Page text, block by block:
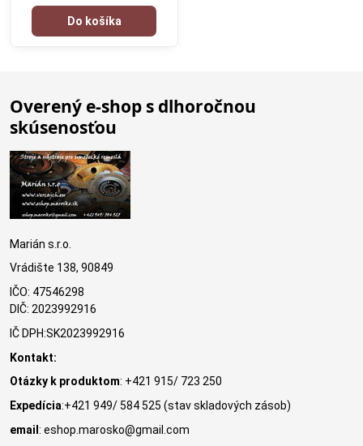
Do košíka
Overený e-shop s dlhoročnou
skúsenosťou
Marián s.r.o.
Vrádište 138, 90849
IČO: 47546298
DIČ: 2023992916
IČ DPH:SK2023992916
Kontakt:
Otázky k produktom: +421 915/ 723 250
Expedícia:+421 949/ 584 525 (stav skladových zásob)
email : eshop.marosko@gmail.com